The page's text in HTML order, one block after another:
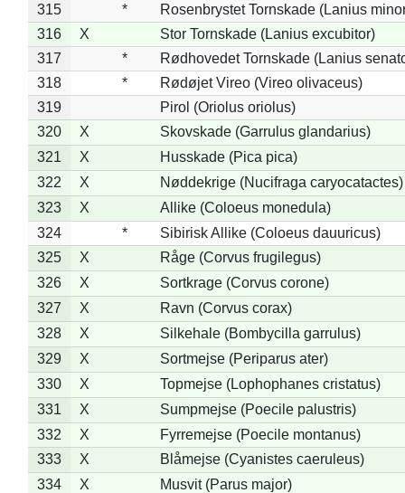
315
*
Rosenbrystet Tornskade (Lanius
316
X
Stor Tornskade (Lanius excubitor)
317
*
Rødhovedet Tornskade (Lanius
318
*
Rødøjet Vireo (Vireo olivaceus)
319
Pirol (Oriolus oriolus)
320
X
Skovskade (Garrulus glandarius)
321
X
Husskade (Pica pica)
322
X
Nøddekrige (Nucifraga caryocatactes)
323
X
Allike (Coloeus monedula)
324
*
Sibirisk Allike (Coloeus dauuricus)
325
X
Råge (Corvus frugilegus)
326
X
Sortkrage (Corvus corone)
327
X
Ravn (Corvus corax)
328
X
Silkehale (Bombycilla garrulus)
329
X
Sortmejse (Periparus ater)
330
X
Topmejse (Lophophanes cristatus)
331
X
Sumpmejse (Poecile palustris)
332
X
Fyrremejse (Poecile montanus)
333
X
Blåmejse (Cyanistes caeruleus)
334
X
Musvit (Parus major)